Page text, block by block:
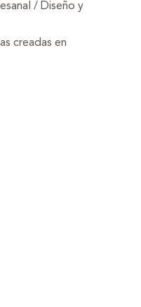
/ Diseño y
creadas en